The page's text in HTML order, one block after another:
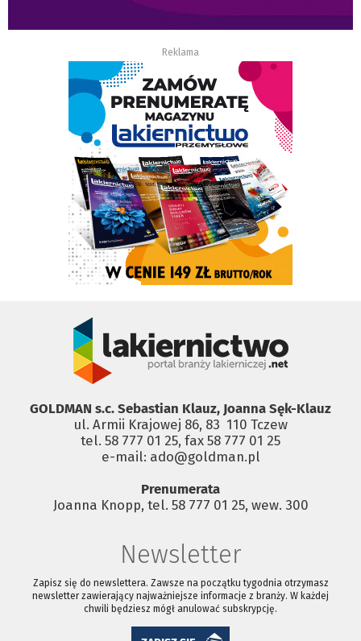
Reklama
GOLDMAN s.c. Sebastian Klauz, Joanna Sęk-Klauz
ul. Armii Krajowej 86, 83 ­ 110 Tczew
tel. 58 777 01 25, fax 58 777 01 25
e-mail: ado@goldman.pl
Prenumerata
Joanna Knopp, tel. 58 777 01 25, wew. 300
Newsletter
Zapisz się do newslettera. Zawsze na początku tygodnia otrzymasz
newsletter zawierający najważniejsze informacje z branży. W każdej
chwili będziesz mógł anulować subskrypcję.